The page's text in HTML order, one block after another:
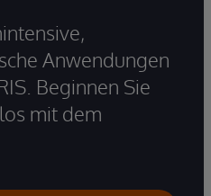
Anwendungen
Beginnen Sie
mit dem